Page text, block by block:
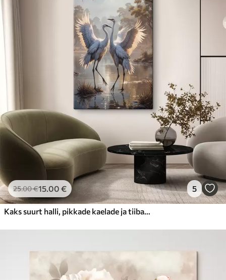
25.00€15.00 € 5
Kaks suurt halli, pikkade kaelade ja tiibadega kraanat, mis seisavad puudest ümbritsetud udujärves